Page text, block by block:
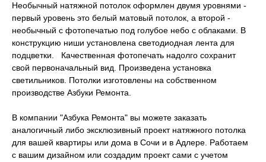
Необычный натяжной потолок оформлен двумя уровнями -
первый уровень это белый матовый потолок, а второй -
необычный с фотопечатью под голубое небо с облаками. В
конструкцию ниши установлена светодиодная лента для
подцветки. Качественная фотопечать надолго сохранит
свой первоначальный вид. Произведена установка
светильников. Потолки изготовлены на собственном
производстве Азбуки Ремонта.
В компании "Азбука Ремонта" вы можете заказать
аналогичный либо эксклюзивный проект натяжного потолка
для вашей квартиры или дома в Сочи и в Адлере. Работаем
с вашим дизайном или создадим проект сами с учетом
Хотите также? Давайте
Оставьте свои контактные данные, и мы перезвоним
вам в течение нескольких часов для обсуждения
вашего проекта